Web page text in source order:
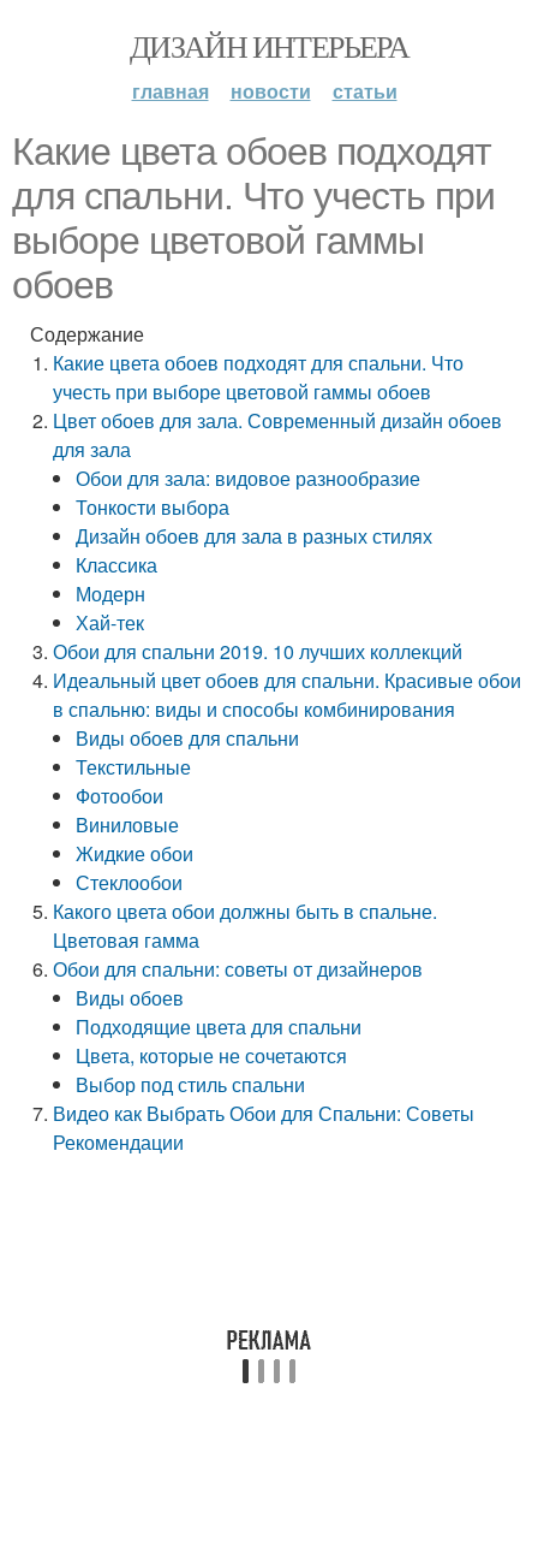
ДИЗАЙН ИНТЕРЬЕРА
главная новости статьи
Какие цвета обоев подходят
для спальни. Что учесть при
выборе цветовой гаммы
обоев
Содержание
Какие цвета обоев подходят для спальни. Что
учесть при выборе цветовой гаммы обоев
Цвет обоев для зала. Современный дизайн обоев
для зала
Обои для зала: видовое разнообразие
Тонкости выбора
Дизайн обоев для зала в разных стилях
Классика
Модерн
Хай-тек
Обои для спальни 2019. 10 лучших коллекций
Идеальный цвет обоев для спальни. Красивые обои
в спальню: виды и способы комбинирования
Виды обоев для спальни
Текстильные
Фотообои
Виниловые
Жидкие обои
Стеклообои
Какого цвета обои должны быть в спальне.
Цветовая гамма
Обои для спальни: советы от дизайнеров
Виды обоев
Подходящие цвета для спальни
Цвета, которые не сочетаются
Выбор под стиль спальни
Видео как Выбрать Обои для Спальни: Советы
Рекомендации